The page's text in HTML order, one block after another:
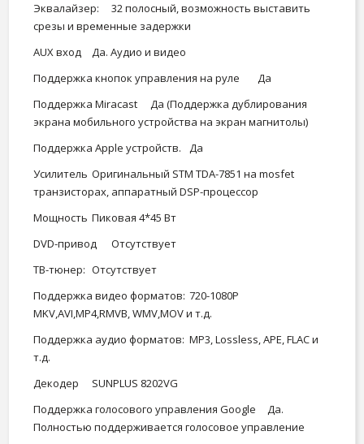
Эквалайзер:
32 полосный, возможность выставить
срезы и временные задержки
AUX вход
Да. Аудио и видео
Поддержка кнопок управления на руле
Да
Поддержка Miracast
Да (Поддержка дублирования
экрана мобильного устройства на экран магнитолы)
Поддержка Apple устройств.
Да
Усилитель Оригинальный STM TDA-7851 на mosfet
транзисторах, аппаратный DSP-процессор
Мощность Пиковая 4*45 Вт
DVD-привод
Отсутствует
ТВ-тюнер: Отсутствует
Поддержка видео форматов: 720-1080P
MKV,AVI,MP4,RMVB, WMV,MOV и т.д.
Поддержка аудио форматов: MP3, Lossless, APE, FLAC и
т.д.
Декодер
SUNPLUS 8202VG
Поддержка голосового управления Google
Да.
Полностью поддерживается голосовое управление